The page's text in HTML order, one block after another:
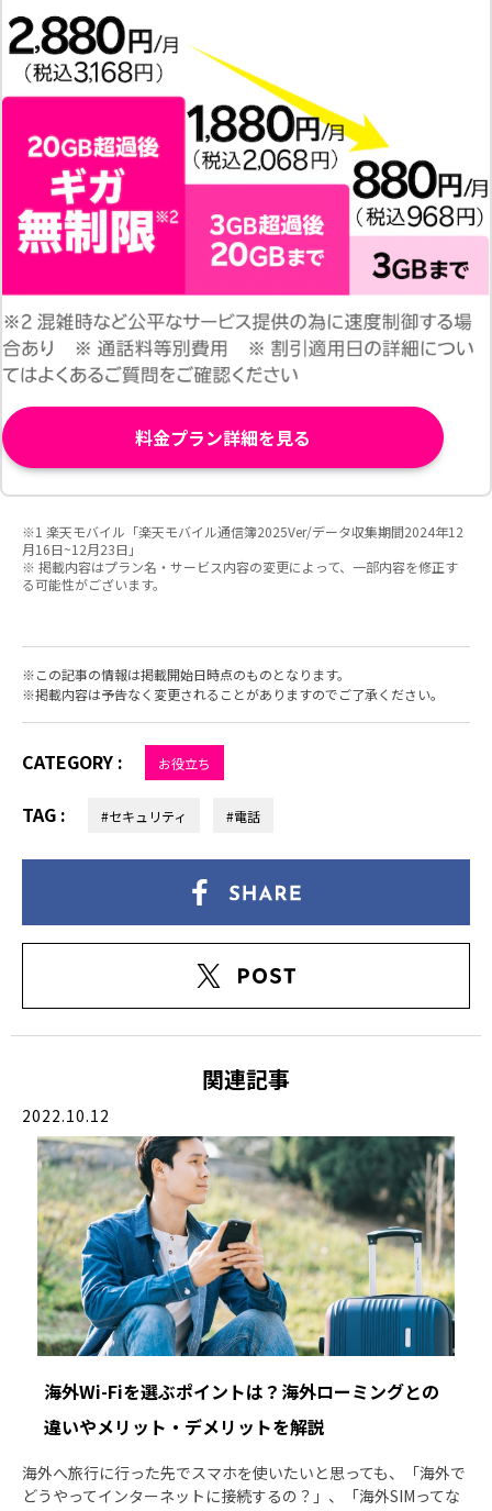
料金プラン詳細を見る
※1 楽天モバイル「楽天モバイル通信簿2025Ver/データ収集期間2024年12
月16日~12月23日」
※ 掲載内容はプラン名・サービス内容の変更によって、一部内容を修正す
る可能性がございます。
この記事の情報は掲載開始日時点のものとなります。
掲載内容は予告なく変更されることがありますのでご了承ください。
CATEGORY : お役立ち
TAG : #セキュリティ #電話
関連記事
2022.10.12
海外Wi-Fiを選ぶポイントは？海外ローミングとの
違いやメリット・デメリットを解説
海外へ旅行に行った先でスマホを使いたいと思っても、「海外で
どうやってインターネットに接続するの？」、「海外SIMってな